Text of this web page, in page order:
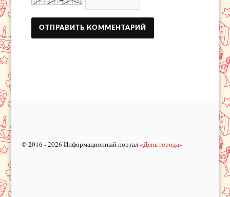
© 2016 - 2026 Информационный портал «День города»